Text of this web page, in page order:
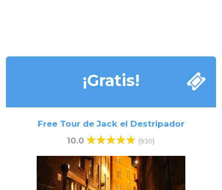
¡Gratis!
Free Tour de Jack el Destripador
10.0
(930)